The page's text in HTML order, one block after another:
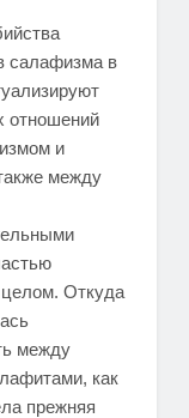
салафизма в
отношений
и
между
целом. Откуда
между
как
прежняя